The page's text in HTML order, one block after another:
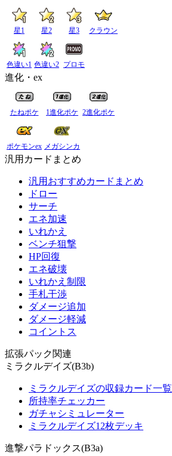
星1 星2 星3 クラウン
色違い1 色違い2 プロモ
進化・ex
たねポケ 1進化ポケ 2進化ポケ
ポケモンex メガシンカ
汎用カードまとめ
汎用おすすめカードまとめ
ドロー
サーチ
エネ加速
いれかえ
ベンチ狙撃
HP回復
エネ破壊
いれかえ制限
手札干渉
ダメージ追加
ダメージ軽減
コイントス
拡張パック関連
ミラクルデイズ(B3b)
ミラクルデイズの収録カード一覧
所持率チェッカー
ガチャシミュレーター
ミラクルデイズ12枚デッキ
進撃パラドックス(B3a)